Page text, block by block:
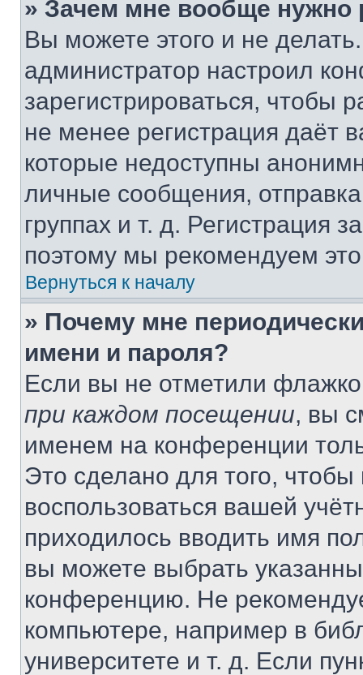
» Зачем мне вообще нужно
Вы можете этого и не
администратор настроил
зарегистрироваться, чтобы
не менее регистрация даёт
которые недоступны
личные сообщения,
группах и т. д. Регистрация
поэтому мы рекомендуем
Вернуться к началу
» Почему мне
имени и пароля?
Если вы не отметили
при каждом посещении, вы
именем на конференции
Это сделано для того, чтобы
воспользоваться вашей
приходилось вводить имя
вы можете выбрать
конференцию. Не
компьютере, например в
университете и т. д. Если